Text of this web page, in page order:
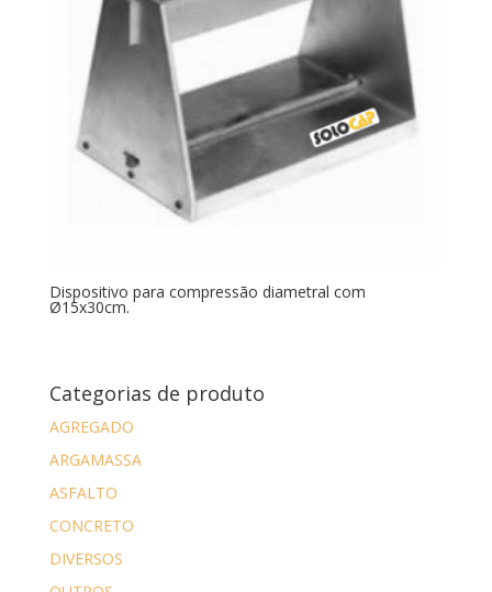
Dispositivo para compressão diametral com
Ø15x30cm.
Categorias de produto
AGREGADO
ARGAMASSA
ASFALTO
CONCRETO
DIVERSOS